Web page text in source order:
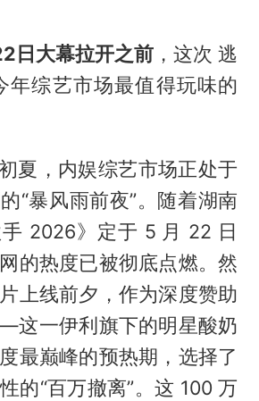
日大幕拉开之前 ，这次 逃
年综艺市场最值得玩味的
夏，内娱综艺市场正处于
“暴风雨前夜”。随着湖南
2026》定于 5 月 22 日
的热度已被彻底点燃。然
上线前夕，作为深度赞助
一伊利旗下的明星酸奶
最巅峰的预热期，选择了
的“百万撤离”。这 100 万